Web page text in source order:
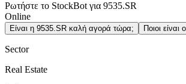
Ρωτήστε το StockBot για 9535.SR
Online
Είναι η 9535.SR καλή αγορά τώρα; Ποιοι είναι
Sector
Real Estate